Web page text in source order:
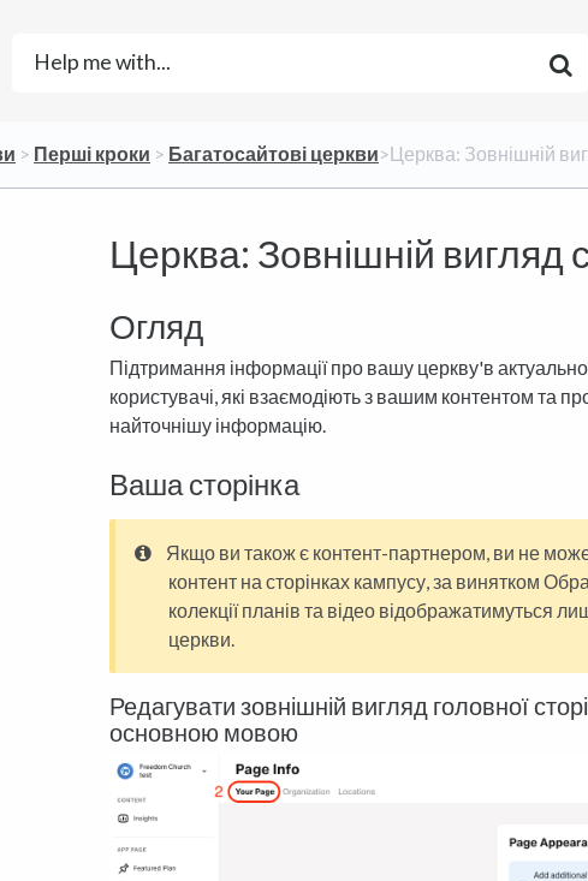
​ > ​ ​Перші кроки ​ > ​ ​Багатосайтові церкви​>​ Церква: Зовнішній
Церква: Зовнішній вигляд
Огляд
Підтримання інформації про вашу церкву'в
користувачі, які взаємодіють з вашим контентом та
найточнішу інформацію.
Ваша сторінка
Якщо ви також є контент-партнером, ви не
контент на сторінках кампусу, за винятком
колекції планів та відео відображатимуться
церкви.
Редагувати зовнішній вигляд головної
основною мовою